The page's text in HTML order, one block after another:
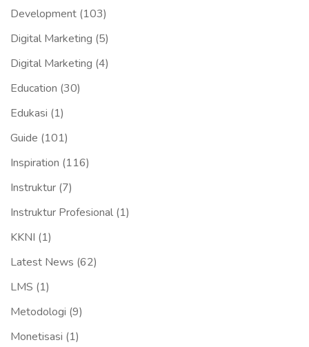
Development (103)
Digital Marketing (5)
Digital Marketing (4)
Education (30)
Edukasi (1)
Guide (101)
Inspiration (116)
Instruktur (7)
Instruktur Profesional (1)
KKNI (1)
Latest News (62)
LMS (1)
Metodologi (9)
Monetisasi (1)